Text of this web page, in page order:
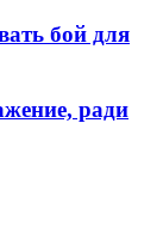
бой для
ради